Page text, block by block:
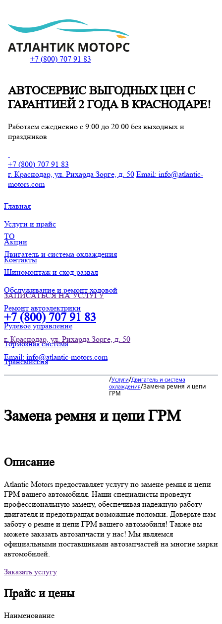
+7 (800) 707 91 83
АВТОСЕРВИС ВЫГОДНЫX ЦЕН С
ГАРАНТИЕЙ 2 ГОДА В КРАСНОДАРЕ!
Работаем ежедневно с 9:00 до 20:00 без выходных и
праздников
+7 (800) 707 91 83
г. Краснодар, ул. Рихарда Зорге, д. 50 Email: info@atlantic-
motors.com
Главная
Услуги и прайс
Акции
Контакты
ЗАПИСАТЬСЯ НА УСЛУГУ
+7 (800) 707 91 83
г. Краснодар, ул. Рихарда Зорге, д. 50
Email: info@atlantic-motors.com
Главная
Акции
Записаться на услугу
ТО
Двигатель и система охлаждения
Шиномонтаж и сход-развал
Обслуживание и ремонт ходовой
Ремонт автоэлектрики
Рулевое управление
Тормозная система
Трансмиссия
/Услуги/Двигатель и система
охлаждения/Замена ремня и цепи
ГРМ
Замена ремня и цепи ГРМ
Описание
Atlantic Motors предоставляет услугу по замене ремня и цепи
ГРМ вашего автомобиля. Наши специалисты проведут
профессиональную замену, обеспечивая надежную работу
двигателя и предотвращая возможные поломки. Доверьте нам
заботу о ремне и цепи ГРМ вашего автомобиля! Также вы
можете заказать автозапчасти у нас! Мы являемся
официальными поставщиками автозапчастей на многие марки
автомобилей.
Заказать услугу
Прайс и цены
Наименование